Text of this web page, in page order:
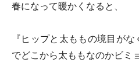
春になって暖かくなると、
『ヒップと太ももの境目が
でどこから太ももなのかビミ